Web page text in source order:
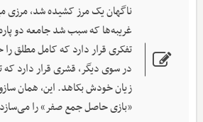
ناگهان یک مرز کشیده شد، مرزی
غریبه‌ها که سبب شد جامعه دو
تفکری قرار دارد که کامل مطلق
در سوی دیگر، قشری قرار دارد
زیان خودش بکاهد. این، همان
«بازی حاصل ‌جمع صفر» را